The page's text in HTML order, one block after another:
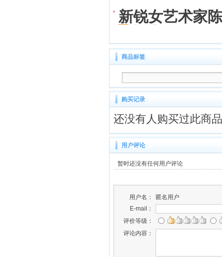
新锐女艺术家
商品标签
购买记录
还没有人购买过此商品
用户评论
暂时还没有任何用户评论
用户名：
匿名用户
E-mail：
评价等级：
评论内容：